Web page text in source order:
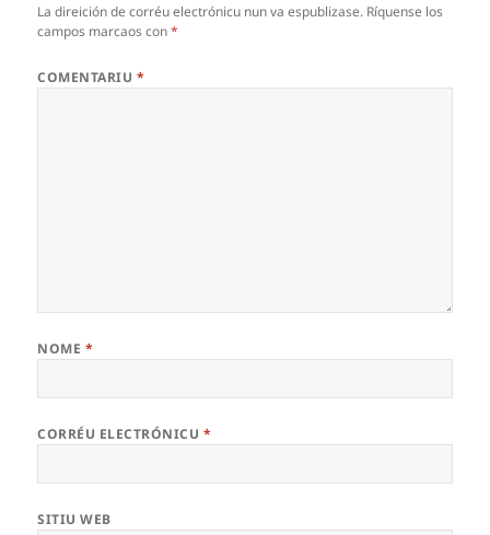
La direición de corréu electrónicu nun va espublizase. Ríquense los
campos marcaos con*
COMENTARIU *
NOME *
CORRÉU ELECTRÓNICU *
SITIU WEB